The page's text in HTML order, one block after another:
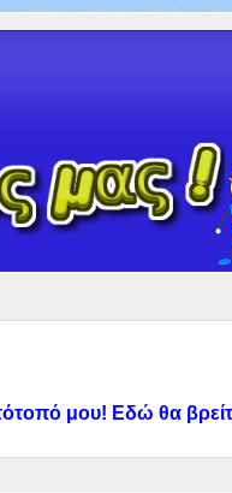
μου! Εδώ θα βρείτε